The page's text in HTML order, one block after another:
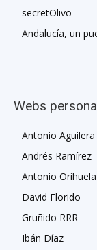
secretOlivo
Andalucía, un
Webs
Antonio Aguilera
Andrés Ramírez
Antonio Orihuela
David Florido
Gruñido RRR
Ibán Díaz